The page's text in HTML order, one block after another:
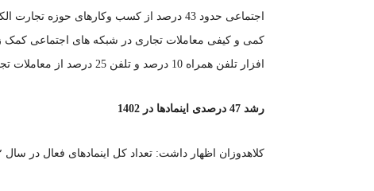
اجتماعی حدود 43 درصد از کسب وکارهای
افزار تلفن همراه 10 درصد و تلفن 25 درصد از معاملات تجارت الکترونیک بوده است.
رشد 47 درصدی اینمادها در 1402
کلاهدوزان اظهار داشت: تعداد کل اینمادهای فعال در سال ۱۴۰۲ درمقایسه‌با ۱۴۰۱ حدود ۴۷ درصد رشد کرده است